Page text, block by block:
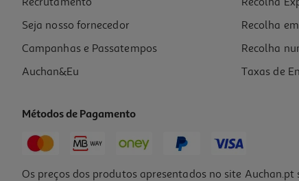
4,29 €
Seja nosso fornecedor
Campanhas e Passatempos
Auchan&Eu
Recolha
Recolha
Taxas de
Métodos de Pagamento
Os preços dos produtos apresentados no site